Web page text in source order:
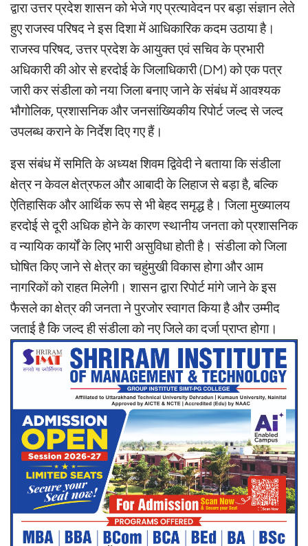
द्वारा उत्तर प्रदेश शासन को भेजे गए प्रत्यावेदन पर बड़ा संज्ञान लेते
हुए राजस्व परिषद ने इस दिशा में आधिकारिक कदम उठाया है।
राजस्व परिषद, उत्तर प्रदेश के आयुक्त एवं सचिव के प्रभारी
अधिकारी की ओर से हरदोई के जिलाधिकारी (DM) को एक पत्र
जारी कर संडीला को नया जिला बनाए जाने के संबंध में आवश्यक
भौगोलिक, प्रशासनिक और जनसांख्यिकीय रिपोर्ट जल्द से जल्द
उपलब्ध कराने के निर्देश दिए गए हैं।
इस संबंध में समिति के अध्यक्ष शिवम द्विवेदी ने बताया कि संडीला
क्षेत्र न केवल क्षेत्रफल और आबादी के लिहाज से बड़ा है, बल्कि
ऐतिहासिक और आर्थिक रूप से भी बेहद समृद्ध है। जिला मुख्यालय
हरदोई से दूरी अधिक होने के कारण स्थानीय जनता को प्रशासनिक
व न्यायिक कार्यों के लिए भारी असुविधा होती है। संडीला को जिला
घोषित किए जाने से क्षेत्र का चहुंमुखी विकास होगा और आम
नागरिकों को राहत मिलेगी। शासन द्वारा रिपोर्ट मांगे जाने के इस
फैसले का क्षेत्र की जनता ने पुरजोर स्वागत किया है और उम्मीद
जताई है कि जल्द ही संडीला को नए जिले का दर्जा प्राप्त होगा।